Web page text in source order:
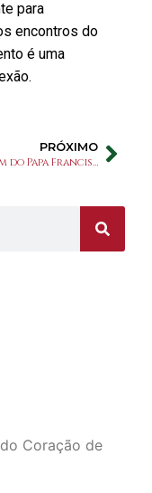
para
encontros do
é uma
PRÓXIMO
Mensagem do Papa Francisco para a Quaresma 2024: Através do deserto, Deus guia-nos para a liberdade
Coração de